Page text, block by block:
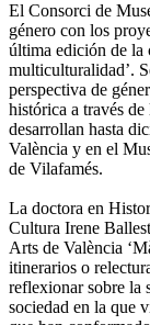
El Consorci de
género con los
última edición de la
multiculturalidad’.
perspectiva de
histórica a través
desarrollan hasta
València y en el
de Vilafamés.
La doctora en
Cultura Irene
Arts de València
itinerarios o
reflexionar sobre la
sociedad en la que